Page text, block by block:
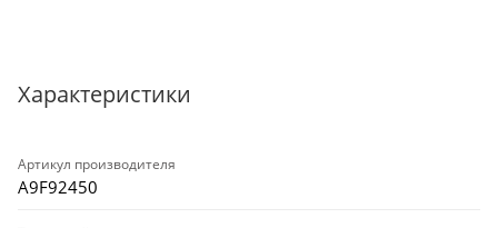
Характеристики
Артикул производителя
A9F92450